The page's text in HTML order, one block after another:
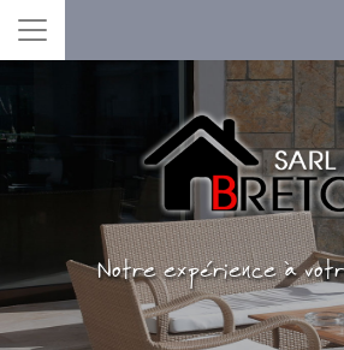
Notre expérience à